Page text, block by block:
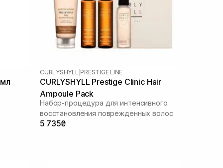
CURLYSHYLL PRESTIGE LINE
CURLYSHYLL Prestige Clinic Hair
Ampoule Pack
Набор-процедура для интенсивного
восстановления поврежденных волос
5 735₴